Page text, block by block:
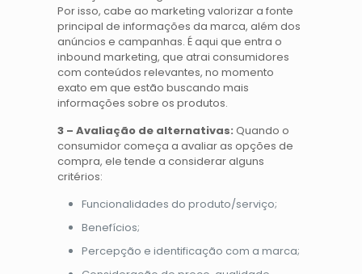
Por isso, cabe ao marketing valorizar a fonte
principal de informações da marca, além dos
anúncios e campanhas. É aqui que entra o
inbound marketing, que atrai consumidores
com conteúdos relevantes, no momento
exato em que estão buscando mais
informações sobre os produtos.
3 – Avaliação de alternativas: Quando o
consumidor começa a avaliar as opções de
compra, ele tende a considerar alguns
critérios:
Funcionalidades do produto/serviço;
Benefícios;
Percepção e identificação com a marca;